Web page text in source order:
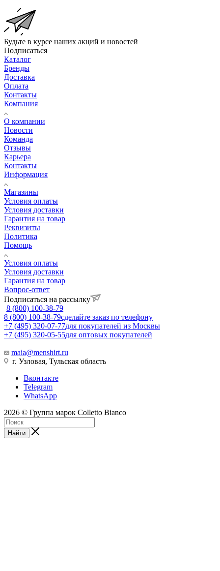
Будьте в курсе наших акций и новостей
Подписаться
Каталог
Бренды
Доставка
Оплата
Контакты
Компания
О компании
Новости
Команда
Отзывы
Карьера
Контакты
Информация
Магазины
Условия оплаты
Условия доставки
Гарантия на товар
Реквизиты
Политика
Помощь
Условия оплаты
Условия доставки
Гарантия на товар
Вопрос-ответ
Подписаться на рассылку
8 (800) 100-38-79
8 (800) 100-38-79сделайте заказ по телефону
+7 (495) 320-07-77для покупателей из Москвы
+7 (495) 320-05-55для оптовых покупателей
maia@menshirt.ru
г. Узловая, Тульская область
Вконтакте
Telegram
WhatsApp
2026 © Группа марок Colletto Bianco
Найти